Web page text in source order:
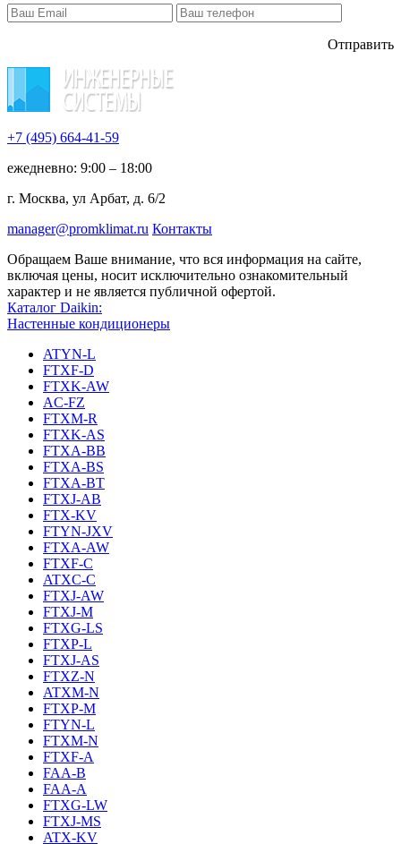
Отправить
+7 (495) 664-41-59
ежедневно: 9:00 – 18:00
г. Москва, ул Арбат, д. 6/2
manager@promklimat.ru Контакты
Обращаем Ваше внимание, что вся информация на сайте,
включая цены, носит исключительно ознакомительный
характер и не является публичной офертой.
Каталог Daikin:
Настенные кондиционеры
ATYN-L
FTXF-D
FTXK-AW
AC-FZ
FTXM-R
FTXK-AS
FTXA-BB
FTXA-BS
FTXA-BT
FTXJ-AB
FTX-KV
FTYN-JXV
FTXA-AW
FTXF-C
ATXC-C
FTXJ-AW
FTXJ-M
FTXG-LS
FTXP-L
FTXJ-AS
FTXZ-N
ATXM-N
FTXP-M
FTYN-L
FTXM-N
FTXF-A
FAA-B
FAA-A
FTXG-LW
FTXJ-MS
ATX-KV